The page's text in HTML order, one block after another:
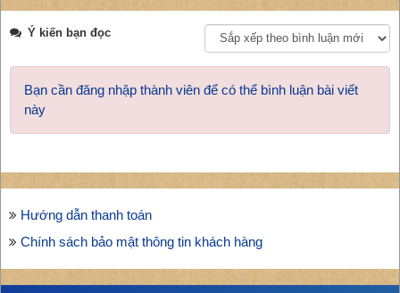
Ý kiến bạn đọc
Bạn cần đăng nhập thành viên để có thể bình luận bài viết
này
Hướng dẫn thanh toán
Chính sách bảo mật thông tin khách hàng